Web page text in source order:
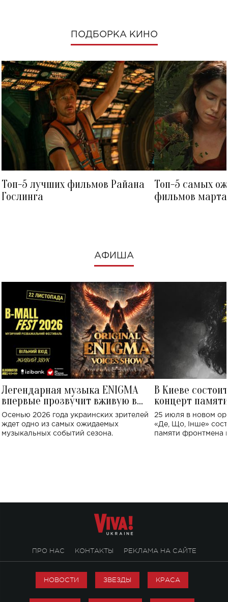
ПОДБОРКА КИНО
Топ-5 лучших фильмов Райана
Гослинга
Топ-5 самых
фильмов
АФИША
Легендарная музыка ENIGMA
впервые прозвучит вживую в
Украине: где состоится концерт
Осенью 2026 года украинских зрителей
ждет одно из самых ожидаемых
музыкальных событий сезона.
В Киеве
концерт
Клименко:
исполнят песни
25 июля в новом
«Де, Що, Інше»
памяти фронтмена
ПРО НАС КОНТАКТЫ РЕКЛАМА НА САЙТЕ
НОВОСТИ ЗВЕЗДЫ КРАСА